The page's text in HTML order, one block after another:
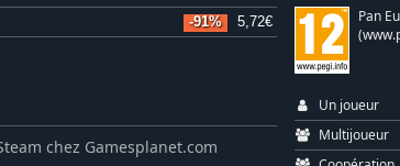
-91% 5,72€
chez Gamesplanet.com
Pan
Un joueur
Multijoueur